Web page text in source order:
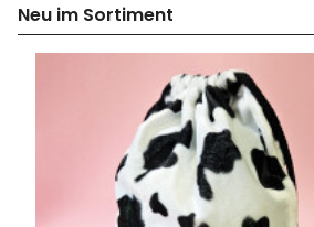
Neu im Sortiment